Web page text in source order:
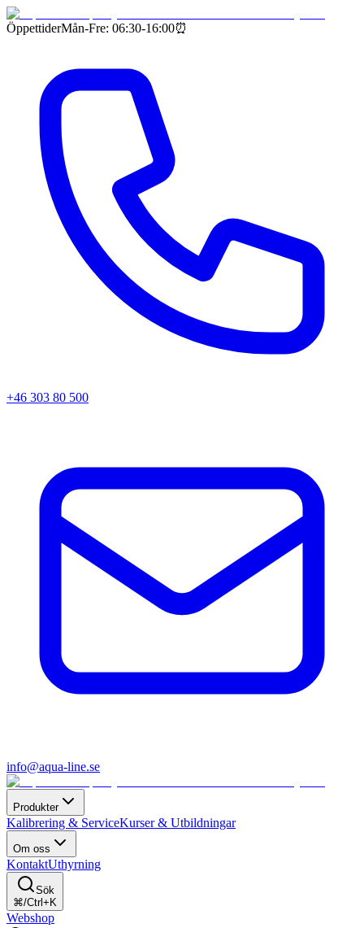
ÖppettiderMån-Fre: 06:30-16:00⏰
+46 303 80 500
info@aqua-line.se
Produkter
Kalibrering & ServiceKurser & Utbildningar
Om oss
KontaktUthyrning
Sök
⌘/Ctrl+K
Webshop